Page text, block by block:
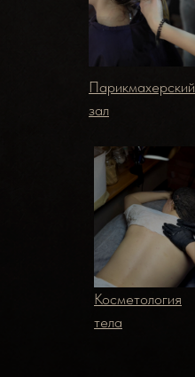
Косметология
тела
Парикмахерский
зал